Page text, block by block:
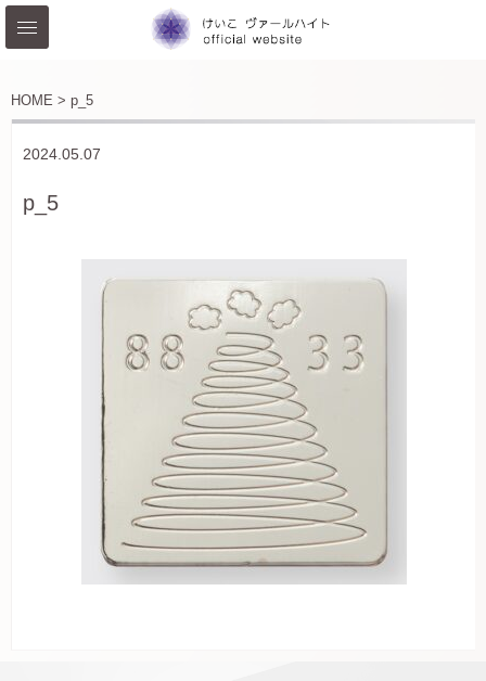
HOME > p_5
2024.05.07
p_5